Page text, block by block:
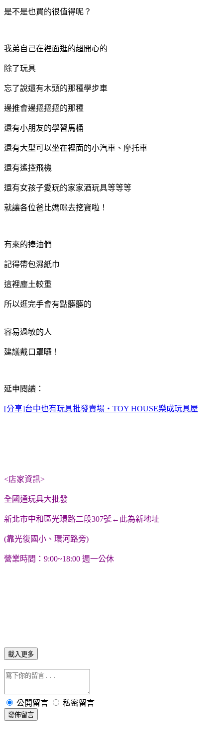
是不是也買的很值得呢？
我弟自己在裡面逛的超開心的
除了玩具
忘了說還有木頭的那種學步車
邊推會邊摳摳摳的那種
還有小朋友的學習馬桶
還有大型可以坐在裡面的小汽車、摩托車
還有遙控飛機
還有女孩子愛玩的家家酒玩具等等等
就讓各位爸比媽咪去挖寶啦！
有來的捧油們
記得帶包濕紙巾
這裡塵土較重
所以逛完手會有點髒髒的
容易過敏的人
建議戴口罩囉！
延申閱讀：
[分享]台中也有玩具批發賣場‧TOY HOUSE樂成玩具屋
<店家資訊>
全國通玩具大批發
新北市中和區光環路二段307號←此為新地址
(靠光復國小、環河路旁)
營業時間：9:00~18:00 週一公休
載入更多
公開留言 私密留言
發佈留言